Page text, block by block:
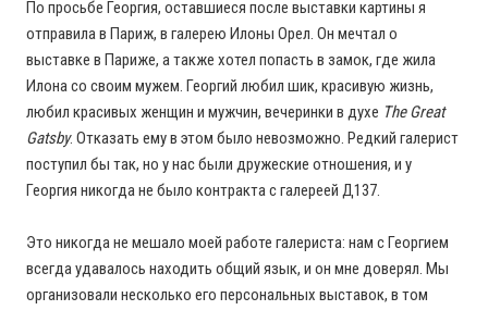
По просьбе Георгия, оставшиеся после выставки картины я
отправила в Париж, в галерею Илоны Орел. Он мечтал о
выставке в Париже, а также хотел попасть в замок, где жила
Илона со своим мужем. Георгий любил шик, красивую жизнь,
любил красивых женщин и мужчин, вечеринки в духе The Great
Gatsby. Отказать ему в этом было невозможно. Редкий галерист
поступил бы так, но у нас были дружеские отношения, и у
Георгия никогда не было контракта с галереей Д137.
Это никогда не мешало моей работе галериста: нам с Георгием
всегда удавалось находить общий язык, и он мне доверял. Мы
организовали несколько его персональных выставок, в том